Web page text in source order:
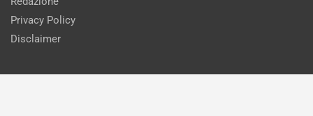
Privacy Policy
Disclaimer